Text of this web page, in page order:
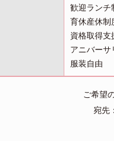
歓迎ランチ
育休産休制
資格取得支
アニバーサ
服装自由
ご希望
宛先